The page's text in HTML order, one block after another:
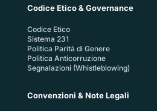
Codice Etico & Governance
Codice Etico
Sistema 231
Politica Parità di Genere
Politica Anticorruzione
Segnalazioni (Whistleblowing)
Convenzioni & Note Legali